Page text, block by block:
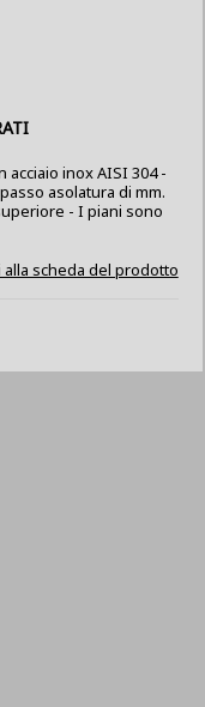
acciaio inox AISI 304 -
asolatura di mm.
- I piani sono
alla scheda del prodotto